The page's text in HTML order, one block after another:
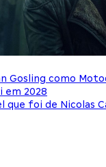
Gosling como
2028
que foi de Nicolas